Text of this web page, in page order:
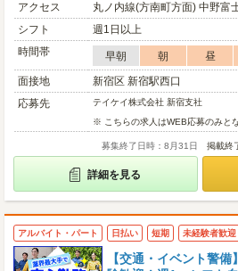
アクセス
丸ノ内線(方南町方面) 中野富
シフト
週1日以上
時間帯
早朝 朝 昼
面接地
新宿区 新宿駅西口
応募先
テイケイ株式会社 新宿支社
※ こちらの求人はWEB応募のみと
募集終了日時：8月31日 掲載終
詳細を見る
アルバイト・パート 日払い 短期 未経験者歓迎
【交通・イベント警